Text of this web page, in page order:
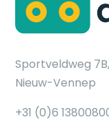
Sportveldweg 7B,
Nieuw-Vennep
+31 (0)6